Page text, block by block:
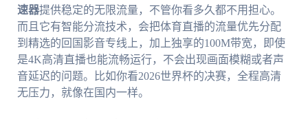
速器提供稳定的无限流量，不管你看多久都不用担心。
而且它有智能分流技术，会把体育直播的流量优先分配
到精选的回国影音专线上，加上独享的100M带宽，即使
是4K高清直播也能流畅运行，不会出现画面模糊或者声
音延迟的问题。比如你看2026世界杯的决赛，全程高清
无压力，就像在国内一样。